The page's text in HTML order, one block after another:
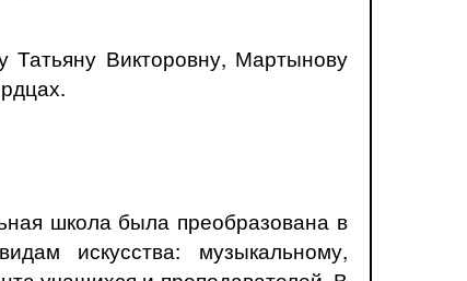
Викторовну, Мартынову
школа была преобразована в
искусства: музыкальному,